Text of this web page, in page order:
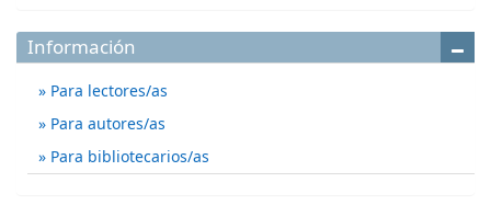
Información
Para lectores/as
Para autores/as
Para bibliotecarios/as